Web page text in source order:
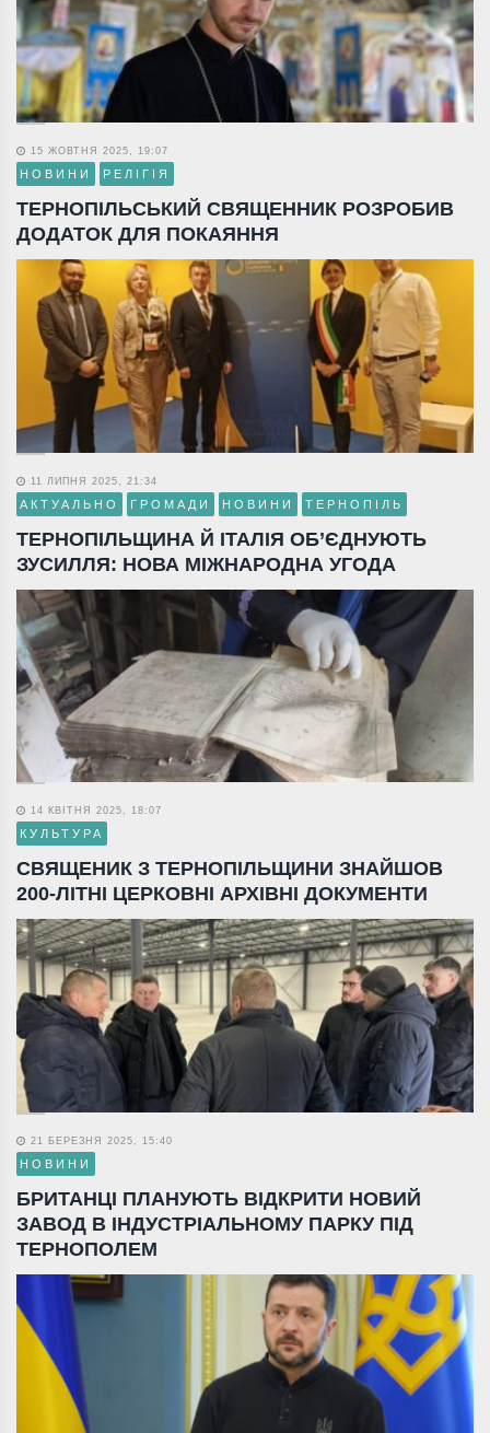
15 ЖОВТНЯ 2025, 19:07
НОВИНИ РЕЛІГІЯ
ТЕРНОПІЛЬСЬКИЙ СВЯЩЕННИК РОЗРОБИВ
ДОДАТОК ДЛЯ ПОКАЯННЯ
11 ЛИПНЯ 2025, 21:34
АКТУАЛЬНО ГРОМАДИ НОВИНИ ТЕРНОПІЛЬ
ТЕРНОПІЛЬЩИНА Й ІТАЛІЯ ОБ’ЄДНУЮТЬ
ЗУСИЛЛЯ: НОВА МІЖНАРОДНА УГОДА
14 КВІТНЯ 2025, 18:07
КУЛЬТУРА
СВЯЩЕНИК З ТЕРНОПІЛЬЩИНИ ЗНАЙШОВ
200-ЛІТНІ ЦЕРКОВНІ АРХІВНІ ДОКУМЕНТИ
21 БЕРЕЗНЯ 2025, 15:40
НОВИНИ
БРИТАНЦІ ПЛАНУЮТЬ ВІДКРИТИ НОВИЙ
ЗАВОД В ІНДУСТРІАЛЬНОМУ ПАРКУ ПІД
ТЕРНОПОЛЕМ